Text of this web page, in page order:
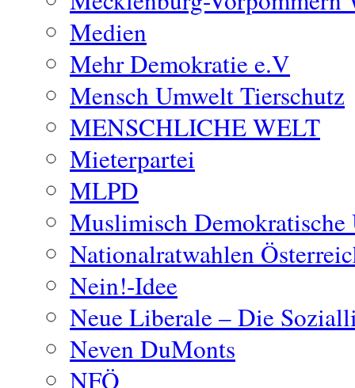
Medien
Mehr Demokratie e.V
Mensch Umwelt Tierschutz
MENSCHLICHE WELT
Mieterpartei
MLPD
Muslimisch Demokratische
Nationalratwahlen
Nein!-Idee
Neue Liberale – Die
Neven DuMonts
NFÖ